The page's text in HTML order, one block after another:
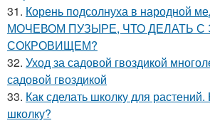
31. Корень подсолнуха в народной
МОЧЕВОМ ПУЗЫРЕ, ЧТО ДЕЛАТЬ С
СОКРОВИЩЕМ?
32. Уход за садовой гвоздикой
садовой гвоздикой
33. Как сделать школку для растений.
школку?